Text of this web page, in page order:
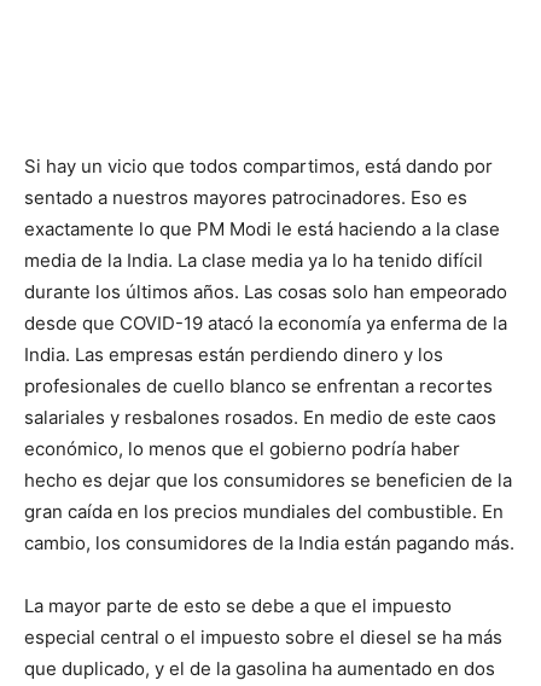
Si hay un vicio que todos compartimos, está dando por
sentado a nuestros mayores patrocinadores. Eso es
exactamente lo que PM Modi le está haciendo a la clase
media de la India. La clase media ya lo ha tenido difícil
durante los últimos años. Las cosas solo han empeorado
desde que COVID-19 atacó la economía ya enferma de la
India. Las empresas están perdiendo dinero y los
profesionales de cuello blanco se enfrentan a recortes
salariales y resbalones rosados. En medio de este caos
económico, lo menos que el gobierno podría haber
hecho es dejar que los consumidores se beneficien de la
gran caída en los precios mundiales del combustible. En
cambio, los consumidores de la India están pagando más.
La mayor parte de esto se debe a que el impuesto
especial central o el impuesto sobre el diesel se ha más
que duplicado, y el de la gasolina ha aumentado en dos